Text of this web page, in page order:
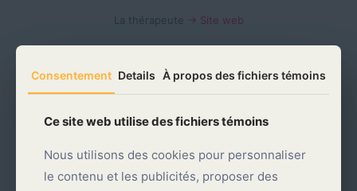
La thérapeute → Site web
Consentement Details À propos des fichiers témoins
Ce site web utilise des fichiers témoins
Nous utilisons des cookies pour personnaliser
le contenu et les publicités, proposer des
Consentement Details À propos des fichiers témoins
Ce site web utilise des fichiers témoins
Nous utilisons des cookies pour personnaliser
le contenu et les publicités, proposer des